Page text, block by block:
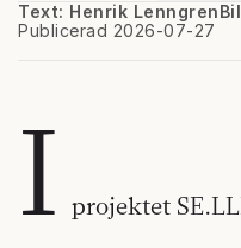
Text: Henrik Lenngren
Publicerad 2026-07-27
I projektet